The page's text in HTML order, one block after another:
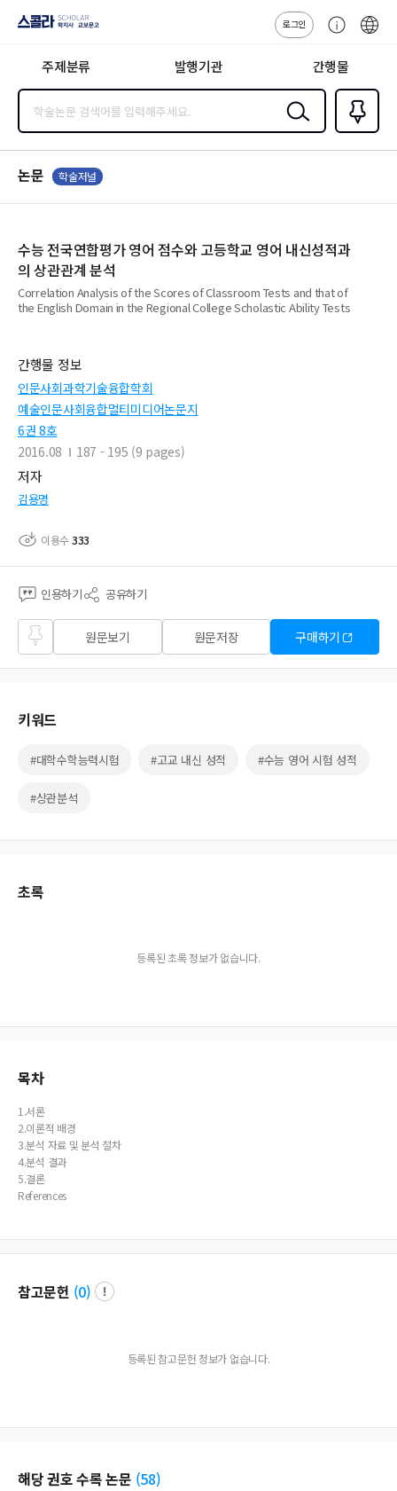
지사·교보문고
로그인
센
주제분류 발행기관 간행물
검색
즐겨찾
기0
논문 학술저널
수능 전국연합평가 영어 점수와 고등학교 영어 내신성적과
의 상관관계 분석
Correlation Analysis of the Scores of Classroom Tests and that of
the English Domain in the Regional College Scholastic Ability Tests
간행물 정보
인문사회과학기술융합학회
예술인문사회융합멀티미디어논문지
6권 8호
2016.08
187 - 195 (9 pages)
저자
김용명
이용수333
인용하기 공유하기
즐겨
찾기
원문보기 원문저장 구매하기
키워드
#대학수학능력시험 #고교 내신 성적 #수능 영어 시험 성적
#상관분석
초록
등록된 초록 정보가 없습니다.
목차
1.서론
2.이론적 배경
3.분석 자료 및 분석 절차
4.분석 결과
5.결론
References
참고문헌 (0)
등록된 참고문헌 정보가 없습니다.
해당 권호 수록 논문 (58)